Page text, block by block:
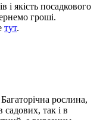
і якість посадкового
гроші.
тут.
рослина,
так і в